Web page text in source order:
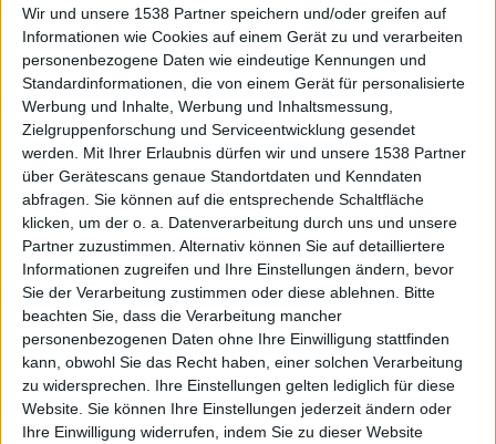
Wir und unsere 1538 Partner speichern und/oder greifen auf
Informationen wie Cookies auf einem Gerät zu und verarbeiten
personenbezogene Daten wie eindeutige Kennungen und
Standardinformationen, die von einem Gerät für personalisierte
Werbung und Inhalte, Werbung und Inhaltsmessung,
Zielgruppenforschung und Serviceentwicklung gesendet
werden.
Mit Ihrer Erlaubnis dürfen wir und unsere 1538 Partner
über Gerätescans genaue Standortdaten und Kenndaten
abfragen. Sie können auf die entsprechende Schaltfläche
klicken, um der o. a. Datenverarbeitung durch uns und unsere
Partner zuzustimmen. Alternativ können Sie auf detailliertere
Informationen zugreifen und Ihre Einstellungen ändern, bevor
Sie der Verarbeitung zustimmen oder diese ablehnen.
Bitte
beachten Sie, dass die Verarbeitung mancher
personenbezogenen Daten ohne Ihre Einwilligung stattfinden
kann, obwohl Sie das Recht haben, einer solchen Verarbeitung
zu widersprechen. Ihre Einstellungen gelten lediglich für diese
Website. Sie können Ihre Einstellungen jederzeit ändern oder
Ihre Einwilligung widerrufen, indem Sie zu dieser Website
Umsetzung liegen, denn die künstlichen Trommeln sind
wie so oft etwas nervig und die Leadgitarren leicht schief.
Auf der B-Seite folgt dann jedoch der Aha-Effekt, denn
der Titeltrack und das ganz offensichtlich aus einer
späteren Session stammende „Where The Sea Demons
Dwell“ können uneingeschränkt überzeugen. Höchst
atmosphärisch, unaufdringlich melodisch und emotional
niederschmetternd bis zum Geht-nicht-mehr. Das ist
Musik, die einen in eine andere Welt katapultiert!
Ich fasse zusammen: Es bleiben zwei große Höhepunkte
und leider Einiges an wenig spektakulärem Durchschnitt.
Die beiden anderen OPHIS-Veröffentlichungen werde ich
bei Gelegenheit genauer unter die Lupe nehmen; in der
Hoffnung, dass sie nicht nur streckenweise auf so hohem
Niveau sind.